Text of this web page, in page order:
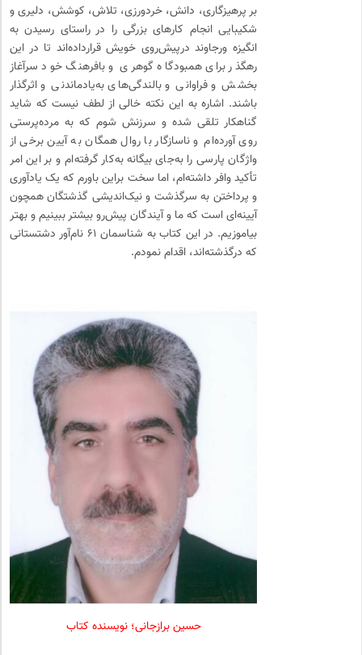
بر پرهیزگاری، دانش، خردورزی، تلاش، کوشش، دلیری و
شکیبایی انجام کارهای بزرگی را در راستای رسیدن به
انگیزه ورجاوند درپیش‌روی خویش قرارداده‌اند تا در این
رهگذر برای همبودگاه گوهری و بافرهنگ خود سرآغاز
بخشش و فراوانی و بالندگی‌های به‌یادماندنی و اثرگذار
باشند. اشاره به این نکته خالی از لطف نیست که شاید
گناهکار تلقی شده و سرزنش شوم که به مرده‌پرستی
روی آورده‌ام و ناسازگار با روال همگان به آیین برخی از
واژگان پارسی را به‌جای بیگانه به‌کار گرفته‌ام و بر این امر
تأکید وافر داشته‌ام، اما سخت براین باورم که یک یادآوری
و پرداختن به سرگذشت و نیک‌اندیشی گذشتگان همچون
آیینه‌ای است که ما و آیندگان پیش‌رو بیشتر ببینیم و بهتر
بیاموزیم. در این کتاب به شناسمان ۶۱ نام‌آور دشتستانی
که درگذشته‌اند، اقدام نمودم.
حسین برازجانی؛ نویسنده کتاب